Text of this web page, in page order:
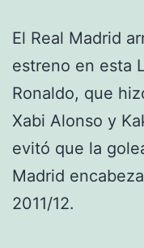
El Real Madrid
estreno en esta
Ronaldo, que
Xabi Alonso y
evitó que la
Madrid
2011/12.